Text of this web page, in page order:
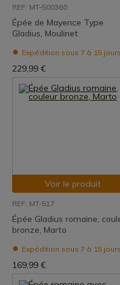
REF: MT-500360
Épée de Mayence Type
Gladius, Moulinet
Expédition sous 7 à 15 jours
229,99 €
Voir le produit
REF: MT-517
Épée Gladius romaine,
bronze, Marto
Expédition sous 7 à 15 jours
169,99 €